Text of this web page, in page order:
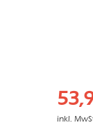
inkl.